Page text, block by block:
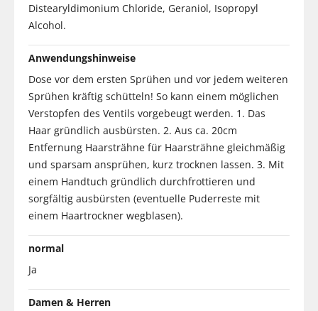
Distearyldimonium Chloride, Geraniol, Isopropyl
Alcohol.
Anwendungshinweise
Dose vor dem ersten Sprühen und vor jedem weiteren
Sprühen kräftig schütteln! So kann einem möglichen
Verstopfen des Ventils vorgebeugt werden. 1. Das
Haar gründlich ausbürsten. 2. Aus ca. 20cm
Entfernung Haarsträhne für Haarsträhne gleichmäßig
und sparsam ansprühen, kurz trocknen lassen. 3. Mit
einem Handtuch gründlich durchfrottieren und
sorgfältig ausbürsten (eventuelle Puderreste mit
einem Haartrockner wegblasen).
normal
Ja
Damen & Herren